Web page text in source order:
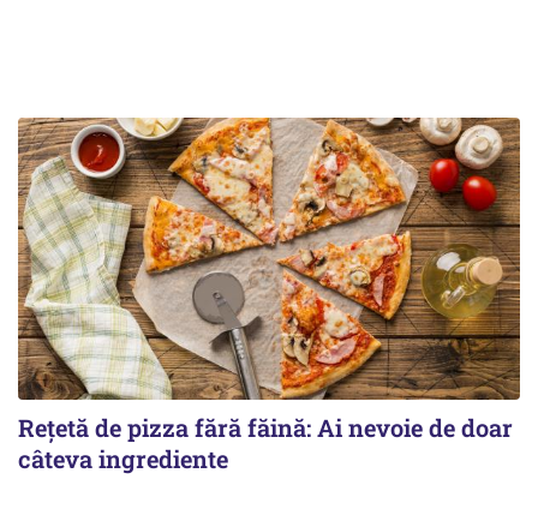
Rețetă de pizza fără făină: Ai nevoie de doar
câteva ingrediente